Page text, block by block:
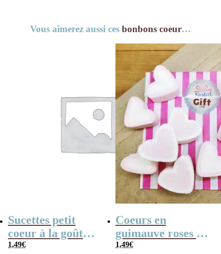
Vous aimerez aussi ces bonbons coeur…
Sucettes petit
coeur à la goût
cerise x5
1,49€
Coeurs en
guimauve roses et
blancs x 10
1,49€